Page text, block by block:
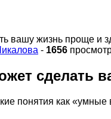
- 1656
сделать
понятия как